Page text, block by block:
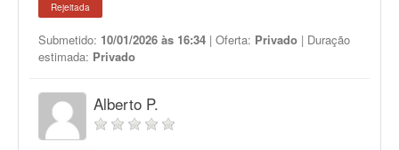
Rejeitada
Submetido: 10/01/2026 às 16:34 | Oferta: Privado | Duração
estimada: Privado
Alberto P.